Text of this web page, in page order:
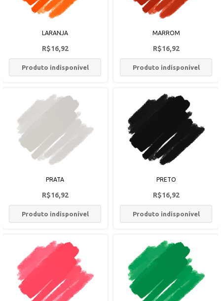
LARANJA
R$16,92
Produto indisponível
MARROM
R$16,92
Produto indisponível
PRATA
R$16,92
Produto indisponível
PRETO
R$16,92
Produto indisponível